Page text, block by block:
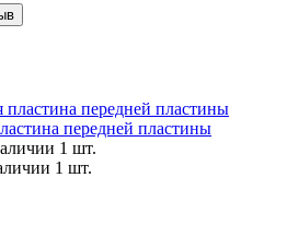
передней пластины
1 шт.
1 шт.